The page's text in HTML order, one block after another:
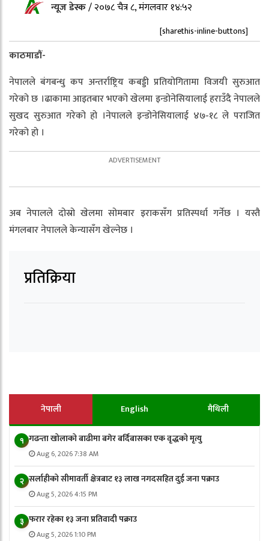
न्यूज डेस्क/२०७८ चैत्र ८, मंगलवार १४:५२
[sharethis-inline-buttons]
काठमाडौं-
नेपालले बंगबन्धु कप अन्तर्राष्ट्रिय कबड्डी प्रतियोगितामा विजयी सुरुआत
गरेको छ ।ढाकामा आइतबार भएको खेलमा इन्डोनेसियालाई हराउँदै नेपालले
सुखद सुरुआत गरेको हो ।नेपालले इन्डोनेसियालाई ४७-१८ ले पराजित
गरेको हो ।
अब नेपालले दोस्रो खेलमा सोमबार इराकसँग प्रतिस्पर्धा गर्नेछ । यस्तै
मंगलबार नेपालले केन्यासँग खेल्नेछ ।
प्रतिक्रिया
नेपाली English मैथिली
१ गढन्ता खोलाको बाढीमा बगेर बर्दिबासका एक वृद्धको मृत्यु
Aug 6, 2026 7:38 AM
२ सर्लाहीको सीमावर्ती क्षेत्रबाट १३ लाख नगदसहित दुई जना पक्राउ
Aug 5, 2026 4:15 PM
३ फरार रहेका १३ जना प्रतिवादी पक्राउ
Aug 5, 2026 1:10 PM